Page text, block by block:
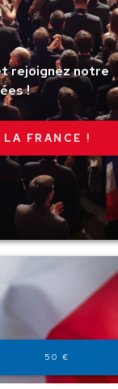
rejoignez notre
!
FRANCE !
50 €